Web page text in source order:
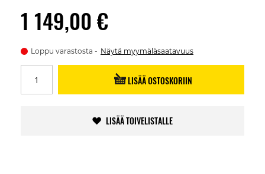
1 149,00 €
Loppu varastosta Näytä myymäläsaatavuus
LISÄÄ OSTOSKORIIN
LISÄÄ TOIVELISTALLE